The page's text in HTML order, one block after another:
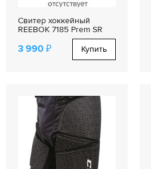
Свитер хоккейный
REEBOK 7185 Prem SR
3 990 ₽ Купить